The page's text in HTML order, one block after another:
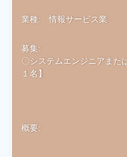
業種: 情報サービス業
募集:
〇システムエンジニアまた
１名】
概要: